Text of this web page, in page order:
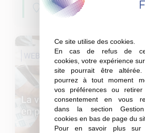
Ce site utilise des cookies.
En cas de refus de
cookies, votre expérience
site pourrait être altérée.
pourrez à tout moment
vos préférences ou
consentement en vous
dans la section
cookies en bas de page du
Pour en savoir plus sur
en ligne